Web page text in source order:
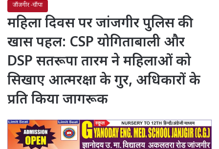
जाँजगीर -चाँपा
महिला दिवस पर जांजगीर पुलिस की
खास पहल: CSP योगिताबाली और
DSP सतरूपा तारम ने महिलाओं को
सिखाए आत्मरक्षा के गुर, अधिकारों के
प्रति किया जागरूक